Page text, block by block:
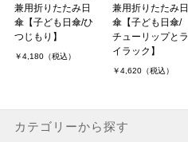
兼用折りたたみ日
傘【子ども日傘/ひ
つじもり】
￥4,180（税込）
兼用折りたたみ日
傘【子ども日傘/
チューリップとラ
イラック】
￥4,620（税込）
カテゴリーから探す